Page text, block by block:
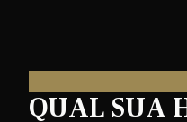
QUAL SUA